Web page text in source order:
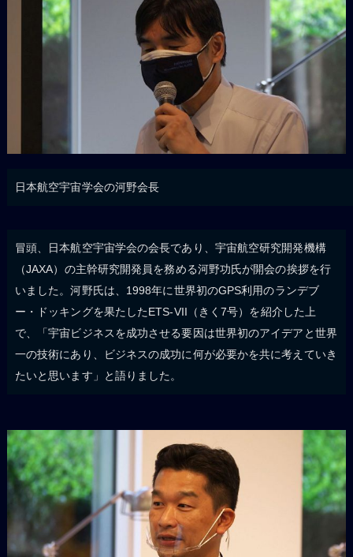
日本航空宇宙学会の河野会長
冒頭、日本航空宇宙学会の会長であり、宇宙航空研究開発機構
（JAXA）の主幹研究開発員を務める河野功氏が開会の挨拶を行
いました。河野氏は、1998年に世界初のGPS利用のランデブ
ー・ドッキングを果たしたETS-VII（きく7号）を紹介した上
で、「宇宙ビジネスを成功させる要因は世界初のアイデアと世界
一の技術にあり、ビジネスの成功に何が必要かを共に考えていき
たいと思います」と語りました。